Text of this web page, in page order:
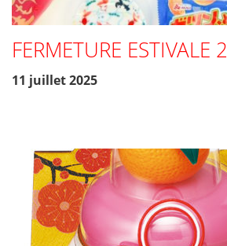
FERMETURE ESTIVALE
11 juillet 2025